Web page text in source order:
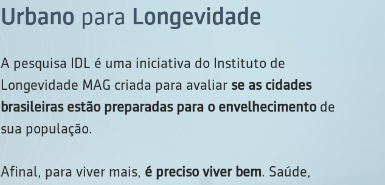
Urbano para Longevidade
A pesquisa IDL é uma iniciativa do Instituto de
Longevidade MAG criada para avaliar se as cidades
brasileiras estão preparadas para o envelhecimento de
sua população.
Afinal, para viver mais, é preciso viver bem. Saúde,